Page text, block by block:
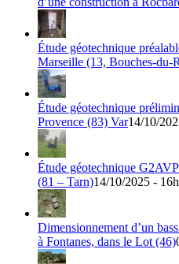
Étude géotechnique
Marseille (13, Bouches-du-
Étude géotechnique
Provence (83) Var14/10/
Étude géotechnique
(81 – Tarn)14/10/2025 -
Dimensionnement d’un
à Fontanes, dans le Lot (46)